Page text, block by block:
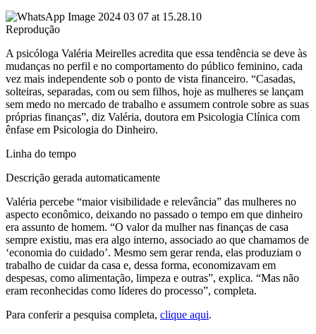
Reprodução
A psicóloga Valéria Meirelles acredita que essa tendência se deve às
mudanças no perfil e no comportamento do público feminino, cada
vez mais independente sob o ponto de vista financeiro. “Casadas,
solteiras, separadas, com ou sem filhos, hoje as mulheres se lançam
sem medo no mercado de trabalho e assumem controle sobre as suas
próprias finanças”, diz Valéria, doutora em Psicologia Clínica com
ênfase em Psicologia do Dinheiro.
Linha do tempo
Descrição gerada automaticamente
Valéria percebe “maior visibilidade e relevância” das mulheres no
aspecto econômico, deixando no passado o tempo em que dinheiro
era assunto de homem. “O valor da mulher nas finanças de casa
sempre existiu, mas era algo interno, associado ao que chamamos de
‘economia do cuidado’. Mesmo sem gerar renda, elas produziam o
trabalho de cuidar da casa e, dessa forma, economizavam em
despesas, como alimentação, limpeza e outras”, explica. “Mas não
eram reconhecidas como líderes do processo”, completa.
Para conferir a pesquisa completa, clique aqui.